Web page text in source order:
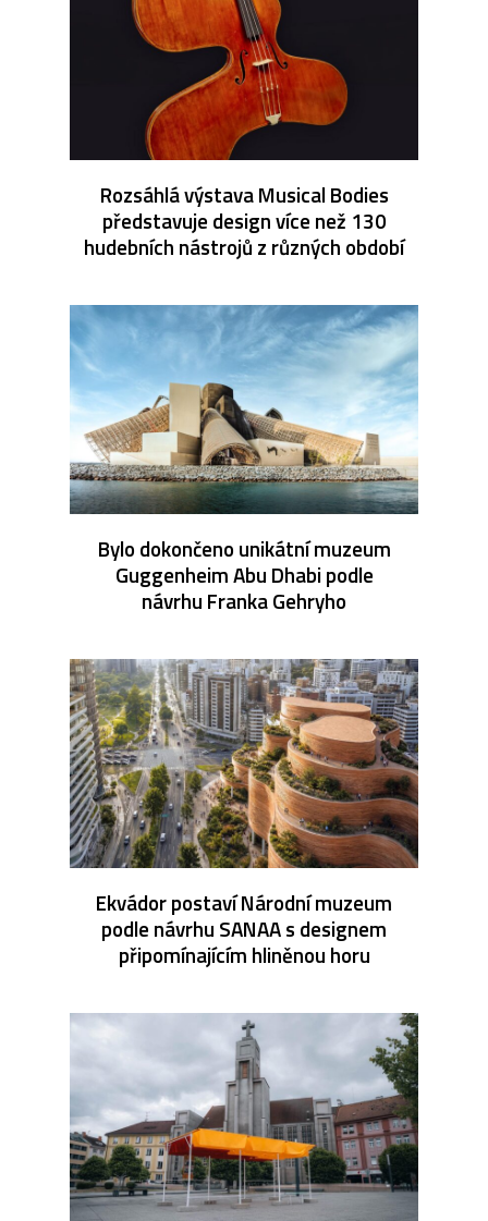
Rozsáhlá výstava Musical Bodies
představuje design více než 130
hudebních nástrojů z různých období
Bylo dokončeno unikátní muzeum
Guggenheim Abu Dhabi podle
návrhu Franka Gehryho
Ekvádor postaví Národní muzeum
podle návrhu SANAA s designem
připomínajícím hliněnou horu